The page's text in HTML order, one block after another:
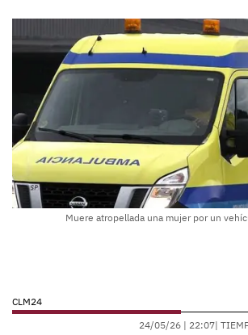
Muere atropellada una mujer por un
CLM24
24/05/26 | 22:07|